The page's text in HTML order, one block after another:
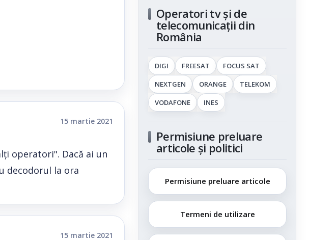
15 martie 2021
operatori". Dacă ai un
decodorul la ora
15 martie 2021
Operatori tv și de
telecomunicații din
România
DIGI FREESAT
FOCUS SAT
NEXTGEN
ORANGE
TELEKOM
VODAFONE
INES
Permisiune preluare
articole și politici
Permisiune preluare articole
Termeni de utilizare